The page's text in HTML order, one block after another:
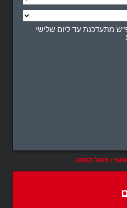
מתעדכנת עד ליום שלישי
/ ניהול הזמנה